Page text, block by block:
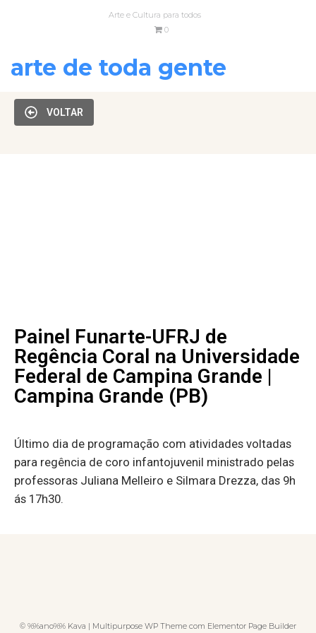
Arte e Cultura para todos
0
arte de toda gente
VOLTAR
Painel Funarte-UFRJ de
Regência Coral na Universidade
Federal de Campina Grande |
Campina Grande (PB)
Último dia de programação com atividades voltadas
para regência de coro infantojuvenil ministrado pelas
professoras Juliana Melleiro e Silmara Drezza, das 9h
ás 17h30.
© %%ano%% Kava | Multipurpose WP Theme com Elementor Page Builder